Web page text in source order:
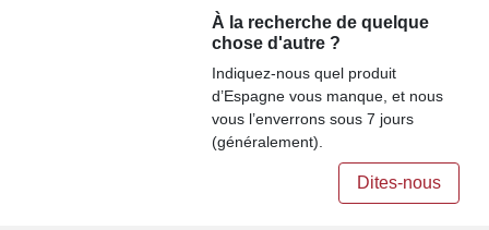
À la recherche de quelque
chose d'autre ?
Indiquez-nous quel produit
d’Espagne vous manque, et nous
vous l’enverrons sous 7 jours
(généralement).
Dites-nous